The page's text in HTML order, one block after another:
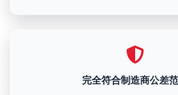
完全符合制造商公差